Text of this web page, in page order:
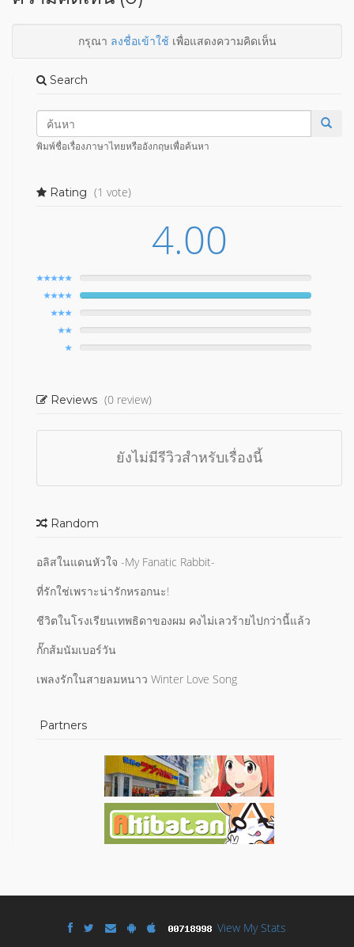
กรุณา ลงชื่อเข้าใช้เพื่อแสดงความคิดเห็น
Search
พิมพ์ชื่อเรื่องภาษาไทยหรืออังกฤษเพื่อค้นหา
Rating (1 vote)
4.00
Reviews (0 review)
ยังไม่มีรีวิวสำหรับเรื่องนี้
Random
อลิสในแดนหัวใจ -My Fanatic Rabbit-
ที่รักใช่เพราะน่ารักหรอกนะ!
ชีวิตในโรงเรียนเทพธิดาของผม คงไม่เลวร้ายไปกว่านี้แล้ว
กั๊กส้มนัมเบอร์วัน
เพลงรักในสายลมหนาว Winter Love Song
Partners
View My Stats